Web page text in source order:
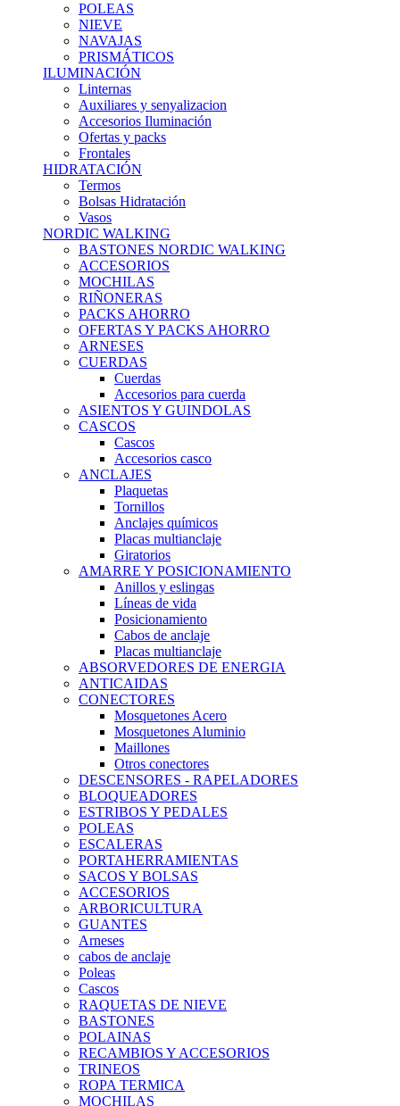
POLEAS
NIEVE
NAVAJAS
PRISMÁTICOS
ILUMINACIÓN
Linternas
Auxiliares y senyalizacion
Accesorios Iluminación
Ofertas y packs
Frontales
HIDRATACIÓN
Termos
Bolsas Hidratación
Vasos
NORDIC WALKING
BASTONES NORDIC WALKING
ACCESORIOS
MOCHILAS
RIÑONERAS
PACKS AHORRO
OFERTAS Y PACKS AHORRO
ARNESES
CUERDAS
Cuerdas
Accesorios para cuerda
ASIENTOS Y GUINDOLAS
CASCOS
Cascos
Accesorios casco
ANCLAJES
Plaquetas
Tornillos
Anclajes químicos
Placas multianclaje
Giratorios
AMARRE Y POSICIONAMIENTO
Anillos y eslingas
Líneas de vida
Posicionamiento
Cabos de anclaje
Placas multianclaje
ABSORVEDORES DE ENERGIA
ANTICAIDAS
CONECTORES
Mosquetones Acero
Mosquetones Aluminio
Maillones
Otros conectores
DESCENSORES - RAPELADORES
BLOQUEADORES
ESTRIBOS Y PEDALES
POLEAS
ESCALERAS
PORTAHERRAMIENTAS
SACOS Y BOLSAS
ACCESORIOS
ARBORICULTURA
GUANTES
Arneses
cabos de anclaje
Poleas
Cascos
RAQUETAS DE NIEVE
BASTONES
POLAINAS
RECAMBIOS Y ACCESORIOS
TRINEOS
ROPA TERMICA
MOCHILAS